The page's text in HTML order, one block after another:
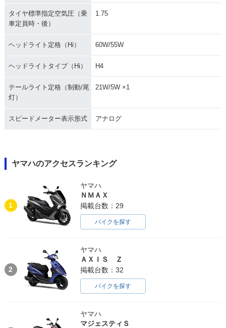
タイヤ標準指定空気圧（乗
車定員時・後）
1.75
ヘッドライト定格（Hi） 60W/55W
ヘッドライトタイプ（Hi） H4
テールライト定格（制動/尾
灯）
21W/5W ×1
スピードメーター表示形式 アナログ
ヤマハのアクセスランキング
1
ヤマハ
ＮＭＡＸ
掲載台数：29
バイクを探す
2
ヤマハ
ＡＸＩＳ Ｚ
掲載台数：32
バイクを探す
ヤマハ
マジェスティＳ